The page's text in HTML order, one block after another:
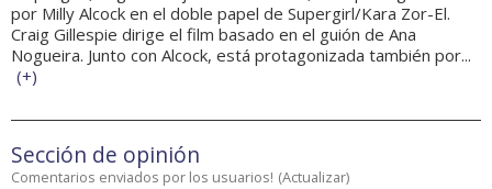
por Milly Alcock en el doble papel de Supergirl/Kara Zor-El.
Craig Gillespie dirige el film basado en el guión de Ana
Nogueira. Junto con Alcock, está protagonizada también por...
(+)
Sección de opinión
Comentarios enviados por los usuarios! (Actualizar)